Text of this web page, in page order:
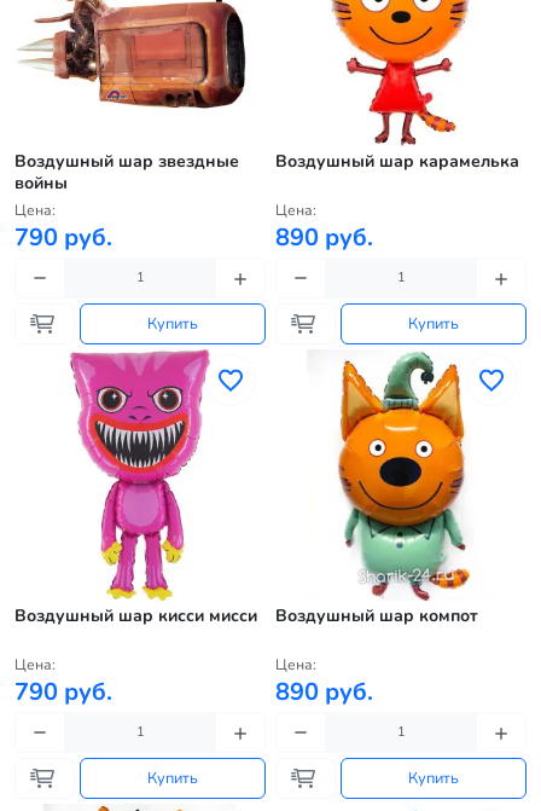
Воздушный шар звездные
войны
Цена:
790 руб.
Купить
Воздушный шар карамелька
Цена:
890 руб.
Купить
Воздушный шар кисси мисси
Цена:
790 руб.
Купить
Воздушный шар компот
Цена:
890 руб.
Купить